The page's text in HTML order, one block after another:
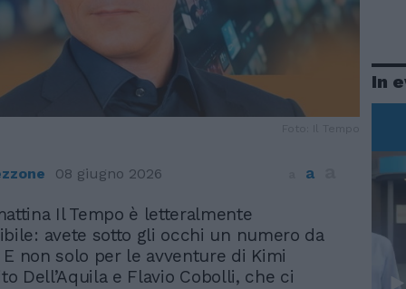
08 giugno 2026 a
Il Tempo è letteralmente
avete sotto gli occhi un numero da
E non solo per le avventure di Kimi
Dell’Aquila e Flavio Cobolli, che ci
In